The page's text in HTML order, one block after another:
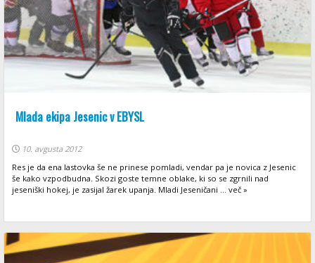
Mlada ekipa Jesenic v EBYSL
10. avgusta 2012
Res je da ena lastovka še ne prinese pomladi, vendar pa je novica z Jesenic
še kako vzpodbudna. Skozi goste temne oblake, ki so se zgrnili nad
jeseniški hokej, je zasijal žarek upanja. Mladi Jeseničani ... več »